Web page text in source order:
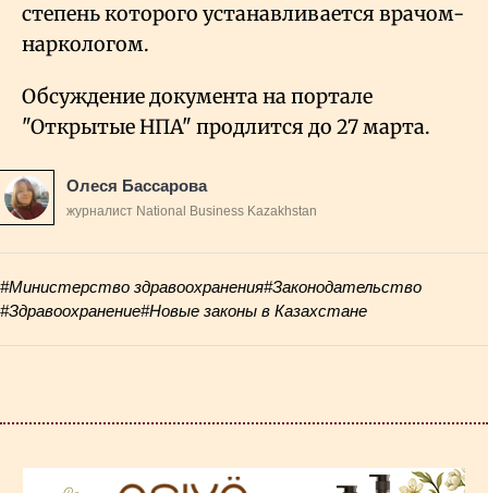
степень которого устанавливается врачом-
наркологом.
Обсуждение документа на портале
"Открытые НПА" продлится до 27 марта.
Олеся Бассарова
журналист National Business Kazakhstan
#Министерство здравоохранения#Законодательство
#Здравоохранение#Новые законы в Казахстане